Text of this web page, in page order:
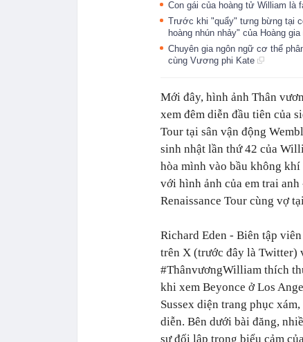
Con gái của hoàng tử William là
Trước khi "quẩy" tưng bừng tại
hoàng nhún nhảy" của Hoàng gia
Chuyên gia ngôn ngữ cơ thể
cùng Vương phi Kate
Mới đây, hình ảnh Thân
xem đêm diễn đầu tiên của
Tour tại sân vận động
sinh nhật lần thứ 42 của
hòa mình vào bầu không
với hình ảnh của em trai
Renaissance Tour cùng vợ
Richard Eden - Biên tập
trên X (trước đây là
#ThânvươngWilliam thích
khi xem Beyonce ở Los
Sussex diện trang phục
diễn. Bên dưới bài đăng,
sự đối lập trong biểu cảm